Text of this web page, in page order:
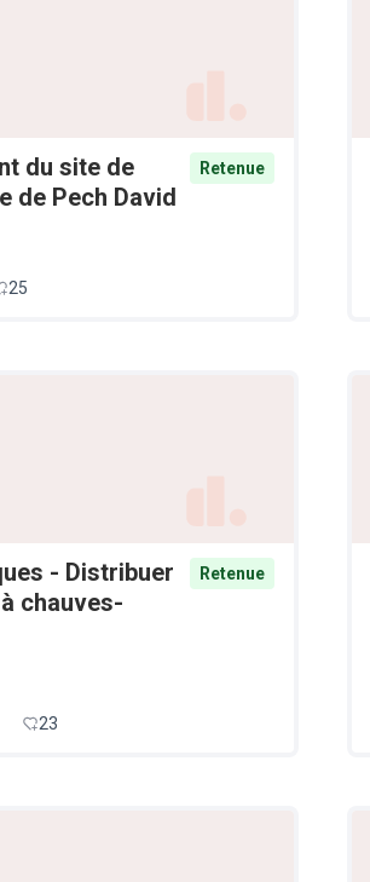
du site de
de Pech David
Retenue
25
- Distribuer
chauves-
Retenue
23